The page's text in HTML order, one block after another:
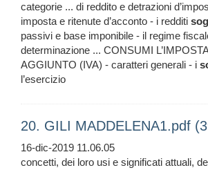
categorie ... di reddito e detrazioni
imposta e ritenute d’acconto - i redditi
passivi e base imponibile - il regime
determinazione ... CONSUMI
AGGIUNTO (IVA) - caratteri generali - i
l’esercizio
20. GILI MADDELENA1.pdf
16-dic-2019 11.06.05
concetti, dei loro usi e significati attuali,